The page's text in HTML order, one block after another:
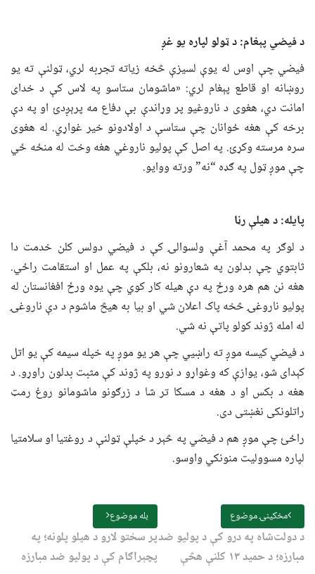
دفیضي پېغام: د ټولو لپاره یو غږ
فیضي چې اوس له یوې لسیزې څخه زیاته تجربه لري، ټولنې ته یو
روښانه او قاطع پېغام لري: «ماشومان ستاسو په لاس کې د خدای
امانت دي، هغوی د ناروغیو پر وړاندې بې دفاع مه پرېږدئ او په دې
برخه کې هغه ځوانان چې ستاسې د اولادونو خیر غواړي. له هغوی
سره مرسته وکړئ. په اصل کې پولیو ناروغي هغه وخت له منځه ځي
چې موږ ټول په ګډه “نه” ورته ووایو.
پایله: د هیلې رڼا
د لوګر په محمد آغې ولسوالۍ کې د فیضي دولس کلن خدمت دا
ثابتوي چې بدلون په شعارونو نه، بلکې په عمل او استقامت راځي.
هغه نن هم هره ورځ په دې هیله کار کوي چې یوه ورځ افغانستان له
پولیو ناروغۍ څخه پاک اعلان شي او بیا به هیڅ ماشوم د دې ناروغۍ
له امله ژوند کولو پاتې نه شي.
د فیضي کیسه موږ ته راښيي چې هر یو موږ په خپله سیمه کې یو اتل
کېدای شو، یوازې که وغواړو د نورو په ژوند کې مثبت بدلون راوړو. د
هغه د بکس او د هغه د مسکا تر شا د زرګونو ماشومانو روغ رمټ
راتلونکی نغښتی دی.
راځئ چې موږ هم د فیضي په څېر د خپلې ټولنې د روغتیا او سلامتیا
لپاره مسوولیت منونکي واوسو.
مخکینۍ موضوع
د دولت‌شاه په درو کې د پولیو ضد
مبارزه؛ د حمید ۱۳ کلنې هڅې
بله موضوع
پر سختو لارو د هیلو پلونه؛ په
پچېراګام کې د پولیو ضد مبارزه